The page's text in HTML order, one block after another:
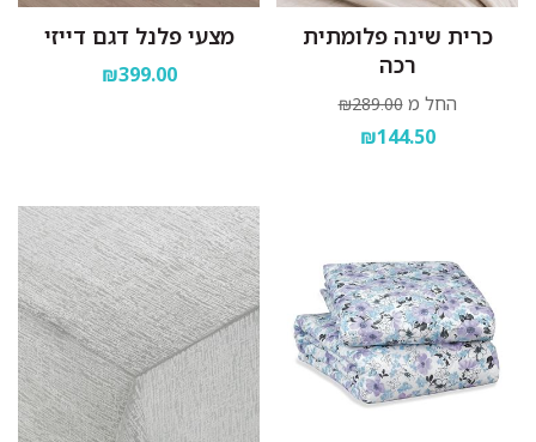
כרית שינה פלומתית
רכה
החל מ ₪289.00
₪144.50
מצעי פלנל דגם דייזי
₪399.00